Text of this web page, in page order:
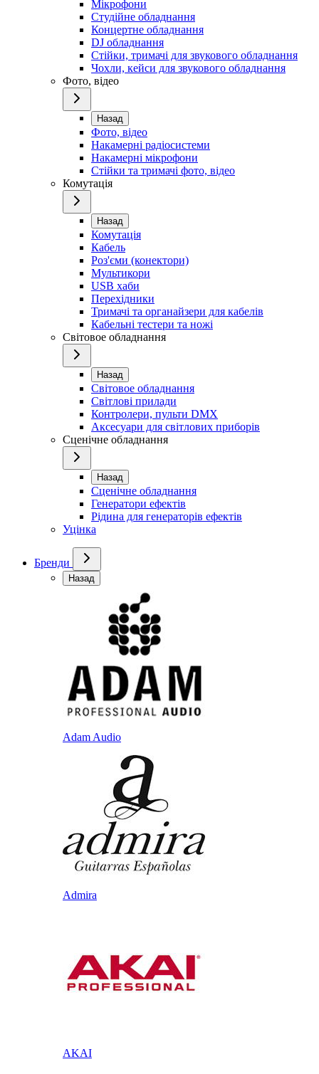
Мікрофони
Студійне обладнання
Концертне обладнання
DJ обладнання
Стійки, тримачі для звукового обладнання
Чохли, кейси для звукового обладнання
Фото, відео
Назад
Фото, відео
Накамерні радіосистеми
Накамерні мікрофони
Стійки та тримачі фото, відео
Комутація
Назад
Комутація
Кабель
Роз'єми (конектори)
Мультикори
USB хаби
Перехідники
Тримачі та органайзери для кабелів
Кабельні тестери та ножі
Світовое обладнання
Назад
Світовое обладнання
Світлові прилади
Контролери, пульти DMX
Аксесуари для світлових приборів
Сценічне обладнання
Назад
Сценічне обладнання
Генератори ефектів
Рідина для генераторів ефектів
Уцінка
Бренди
Назад
Adam Audio
Admira
AKAI